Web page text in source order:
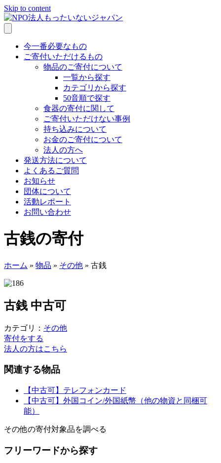
Skip to content
今一番必要なもの
ご寄付いただけるもの
物品のご寄付について
一覧から探す
カテゴリから探す
50音順で探す
食器の寄付に関して
ご寄付いただけない事例
持ち込みについて
お金のご寄付について
法人の方へ
発送方法について
よくあるご質問
お知らせ
団体について
活動レポート
お問い合わせ
古銭の寄付
ホーム » 物品 » その他 » 古銭
古銭 中古可
カテゴリ： その他
寄付をする
法人の方はこちら
関連する物品
【中古可】テレフォンカード
【中古可】外国コイン/外国紙幣（他の物資と同梱可
能）
その他の寄付対象品を調べる
フリーワードから探す